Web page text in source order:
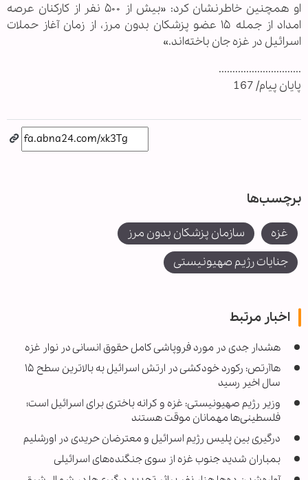
او همچنین خاطرنشان کرد: «بیش از ۵۰۰ نفر از کارکنان عرصه
امداد از جمله ۱۵ عضو پزشکان بدون مرز، از زمان آغاز حملات
اسرائیل در غزه جان باخته‌اند.»
..............................
پایان پیام/ 167
برچسب‌ها
غزه
سازمان پزشکان بدون مرز
جنایات رژیم صهیونیستی
اخبار مرتبط
هشدار جدی در مورد فروپاشی کامل حقوق انسانی در نوار غزه
هاآرتص: رکورد خودکشی در ارتش اسرائیل به بالاترین سطح ۱۵
سال اخیر رسید
وزیر رژیم صهیونیستی: غزه و کرانه باختری برای اسرائیل است؛
فلسطینی‌ها مهمانان موقت هستند
درگیری بین پلیس رژیم اسرائیل و معترضان حریدی در اورشلیم
بمباران شدید جنوب غزه از سوی جنگنده‌های اسرائیلی